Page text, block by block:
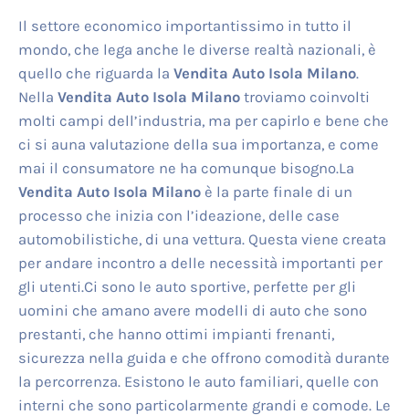
Il settore economico importantissimo in tutto il
mondo, che lega anche le diverse realtà nazionali, è
quello che riguarda la Vendita Auto Isola Milano.
Nella Vendita Auto Isola Milanotroviamo coinvolti
molti campi dell’industria, ma per capirlo e bene che
ci si auna valutazione della sua importanza, e come
mai il consumatore ne ha comunque bisogno.La
Vendita Auto Isola Milanoè la parte finale di un
processo che inizia con l’ideazione, delle case
automobilistiche, di una vettura. Questa viene creata
per andare incontro a delle necessità importanti per
gli utenti.Ci sono le auto sportive, perfette per gli
uomini che amano avere modelli di auto che sono
prestanti, che hanno ottimi impianti frenanti,
sicurezza nella guida e che offrono comodità durante
la percorrenza. Esistono le auto familiari, quelle con
interni che sono particolarmente grandi e comode. Le